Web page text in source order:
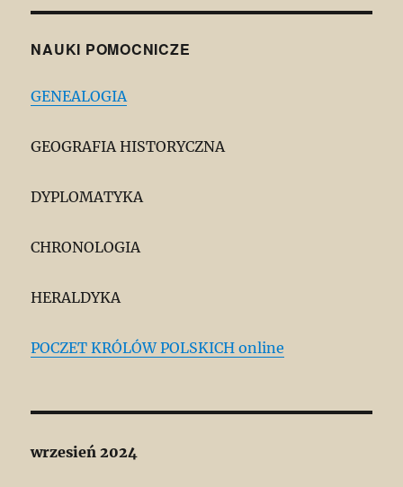
NAUKI POMOCNICZE
GENEALOGIA
GEOGRAFIA HISTORYCZNA
DYPLOMATYKA
CHRONOLOGIA
HERALDYKA
POCZET KRÓLÓW POLSKICH online
wrzesień 2024